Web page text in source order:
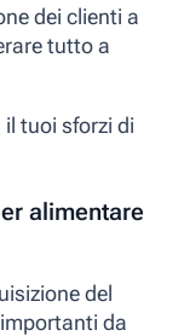
dei clienti a
tutto a
il tuoi sforzi di
alimentare
del
da